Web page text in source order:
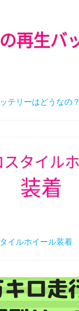
テリーはどうなの？
イルホイール装着